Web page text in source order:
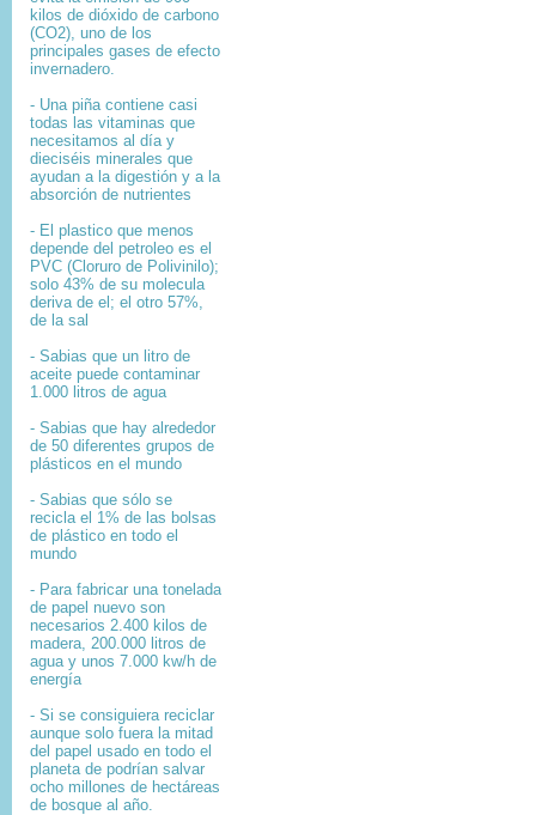
kilos de dióxido de carbono
(CO2), uno de los
principales gases de efecto
invernadero.
- Una piña contiene casi
todas las vitaminas que
necesitamos al día y
dieciséis minerales que
ayudan a la digestión y a la
absorción de nutrientes
- El plastico que menos
depende del petroleo es el
PVC (Cloruro de Polivinilo);
solo 43% de su molecula
deriva de el; el otro 57%,
de la sal
- Sabias que un litro de
aceite puede contaminar
1.000 litros de agua
- Sabias que hay alrededor
de 50 diferentes grupos de
plásticos en el mundo
- Sabias que sólo se
recicla el 1% de las bolsas
de plástico en todo el
mundo
- Para fabricar una tonelada
de papel nuevo son
necesarios 2.400 kilos de
madera, 200.000 litros de
agua y unos 7.000 kw/h de
energía
- Si se consiguiera reciclar
aunque solo fuera la mitad
del papel usado en todo el
planeta de podrían salvar
ocho millones de hectáreas
de bosque al año.